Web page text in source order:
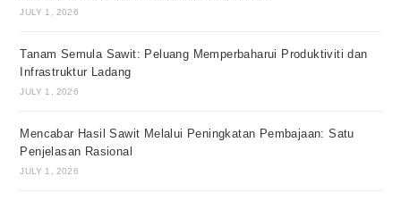
JULY 1, 2026
Tanam Semula Sawit: Peluang Memperbaharui Produktiviti dan
Infrastruktur Ladang
JULY 1, 2026
Mencabar Hasil Sawit Melalui Peningkatan Pembajaan: Satu
Penjelasan Rasional
JULY 1, 2026